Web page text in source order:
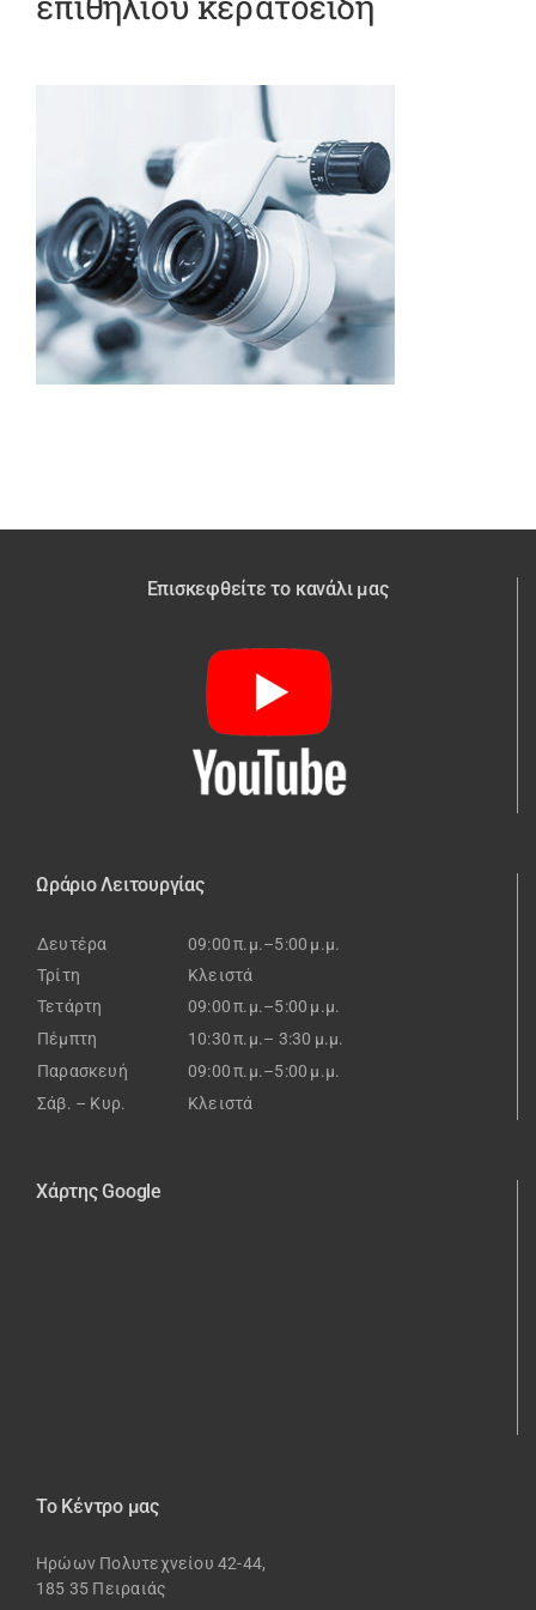
Επισκεφθείτε το κανάλι μας
Ωράριο Λειτουργίας
Δευτέρα
09:00 π.μ.–5:00 μ.μ.
Τρίτη
Κλειστά
Τετάρτη
09:00 π.μ.–5:00 μ.μ.
Πέμπτη
10:30 π.μ.– 3:30 μ.μ.
Παρασκευή
09:00 π.μ.–5:00 μ.μ.
Σάβ. – Κυρ.
Κλειστά
Χάρτης Google
Το Κέντρο μας
Ηρώων Πολυτεχνείου 42-44,
185 35 Πειραιάς